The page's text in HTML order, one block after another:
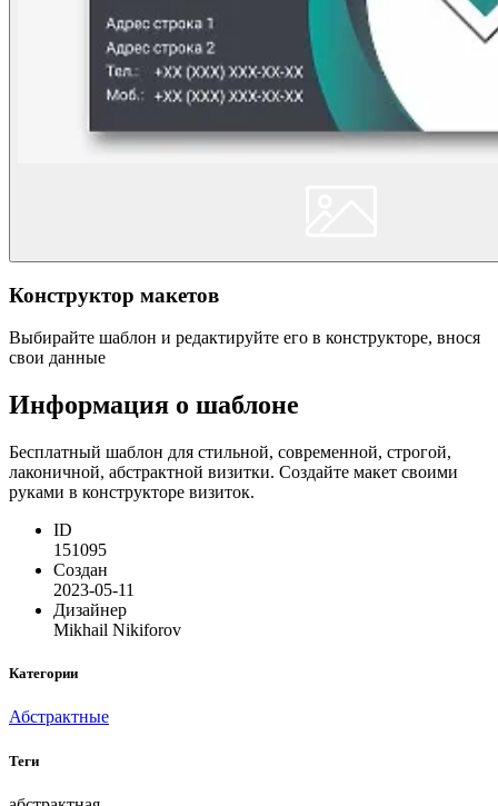
Конструктор макетов
Выбирайте шаблон и редактируйте его в конструкторе, внося
свои данные
Информация о шаблоне
Бесплатный шаблон для стильной, современной, строгой,
лаконичной, абстрактной визитки. Создайте макет своими
руками в конструкторе визиток.
ID
151095
Создан
2023-05-11
Дизайнер
Mikhail Nikiforov
Категории
Абстрактные
Теги